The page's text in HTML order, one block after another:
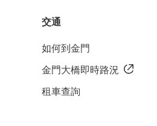
交通
如何到金門
金門大橋即時路況
租車查詢